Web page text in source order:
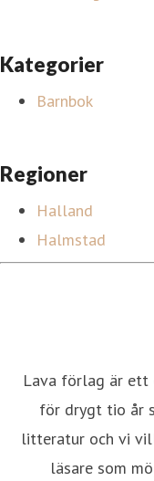
Kategorier
Barnbok
Regioner
Halland
Halmstad
Lava förlag är ett
för drygt tio år
litteratur och vi
läsare som